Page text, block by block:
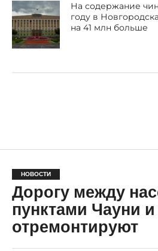
На содержание
году в
на 41 млн больше
НОВОСТИ
Дорогу между
пунктами Чауни
отремонтируют